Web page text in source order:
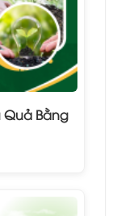
Quả Bằng